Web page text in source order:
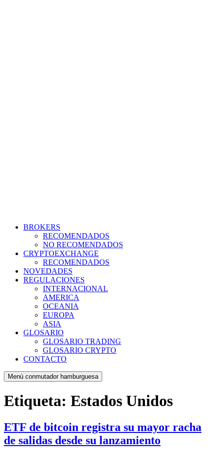
BROKERS
RECOMENDADOS
NO RECOMENDADOS
CRYPTOEXCHANGE
RECOMENDADOS
NOVEDADES
REGULACIONES
INTERNACIONAL
AMERICA
OCEANIA
EUROPA
ASIA
GLOSARIO
GLOSARIO TRADING
GLOSARIO CRYPTO
CONTACTO
Menú conmutador hamburguesa
Etiqueta: Estados Unidos
ETF de bitcoin registra su mayor racha
de salidas desde su lanzamiento